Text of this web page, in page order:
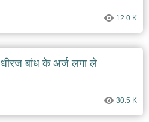
12.0 K
धीरज बांध के अर्ज लगा ले
30.5 K